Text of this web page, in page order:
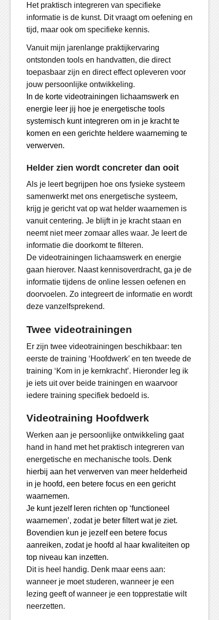
Het praktisch integreren van specifieke
informatie is de kunst. Dit vraagt om oefening en
tijd, maar ook om specifieke kennis.
Vanuit mijn jarenlange praktijkervaring
ontstonden tools en handvatten, die direct
toepasbaar zijn en direct effect opleveren voor
jouw persoonlijke ontwikkeling.
In de korte videotrainingen lichaamswerk en
energie leer jij hoe je energetische tools
systemisch kunt integreren om in je kracht te
komen en een gerichte heldere waarneming te
verwerven.
Helder zien wordt concreter dan ooit
Als je leert begrijpen hoe ons fysieke systeem
samenwerkt met ons energetische systeem,
krijg je gericht vat op wat helder waarnemen is
vanuit centering. Je blijft in je kracht staan en
neemt niet meer zomaar alles waar. Je leert de
informatie die doorkomt te filteren.
De videotrainingen lichaamswerk en energie
gaan hierover. Naast kennisoverdracht, ga je de
informatie tijdens de online lessen oefenen en
doorvoelen. Zo integreert de informatie en wordt
deze vanzelfsprekend.
Twee videotrainingen
Er zijn twee videotrainingen beschikbaar: ten
eerste de training ‘Hoofdwerk’ en ten tweede de
training ‘Kom in je kernkracht’. Hieronder leg ik
je iets uit over beide trainingen en waarvoor
iedere training specifiek bedoeld is.
Videotraining Hoofdwerk
Werken aan je persoonlijke ontwikkeling gaat
hand in hand met het praktisch integreren van
energetische en mechanische tools. Denk
hierbij aan het verwerven van meer helderheid
in je hoofd, een betere focus en een gericht
waarnemen.
Je kunt jezelf leren richten op ‘functioneel
waarnemen’, zodat je beter filtert wat je ziet.
Bovendien kun je jezelf een betere focus
aanreiken, zodat je hoofd al haar kwaliteiten op
top niveau kan inzetten.
Dit is heel handig. Denk maar eens aan:
wanneer je moet studeren, wanneer je een
lezing geeft of wanneer je een topprestatie wilt
neerzetten.